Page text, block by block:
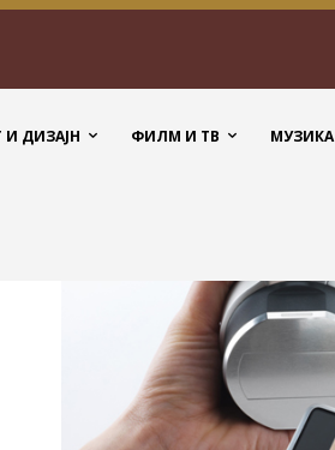
И ДИЗАЈН ФИЛМ И ТВ МУЗИКА